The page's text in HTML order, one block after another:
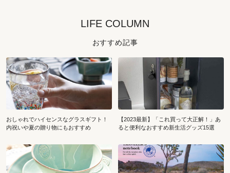
LIFE COLUMN
おすすめ記事
おしゃれでハイセンスなグラスギフト！
内祝いや夏の贈り物にもおすすめ
【2023最新】「これ買って大正解！」あ
ると便利なおすすめ新生活グッズ15選